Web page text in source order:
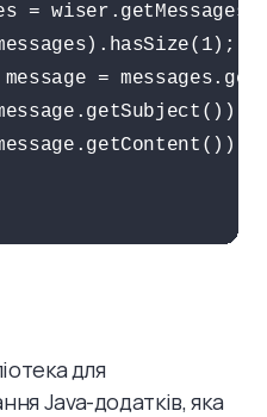
=
=
для
Java-додатків, яка